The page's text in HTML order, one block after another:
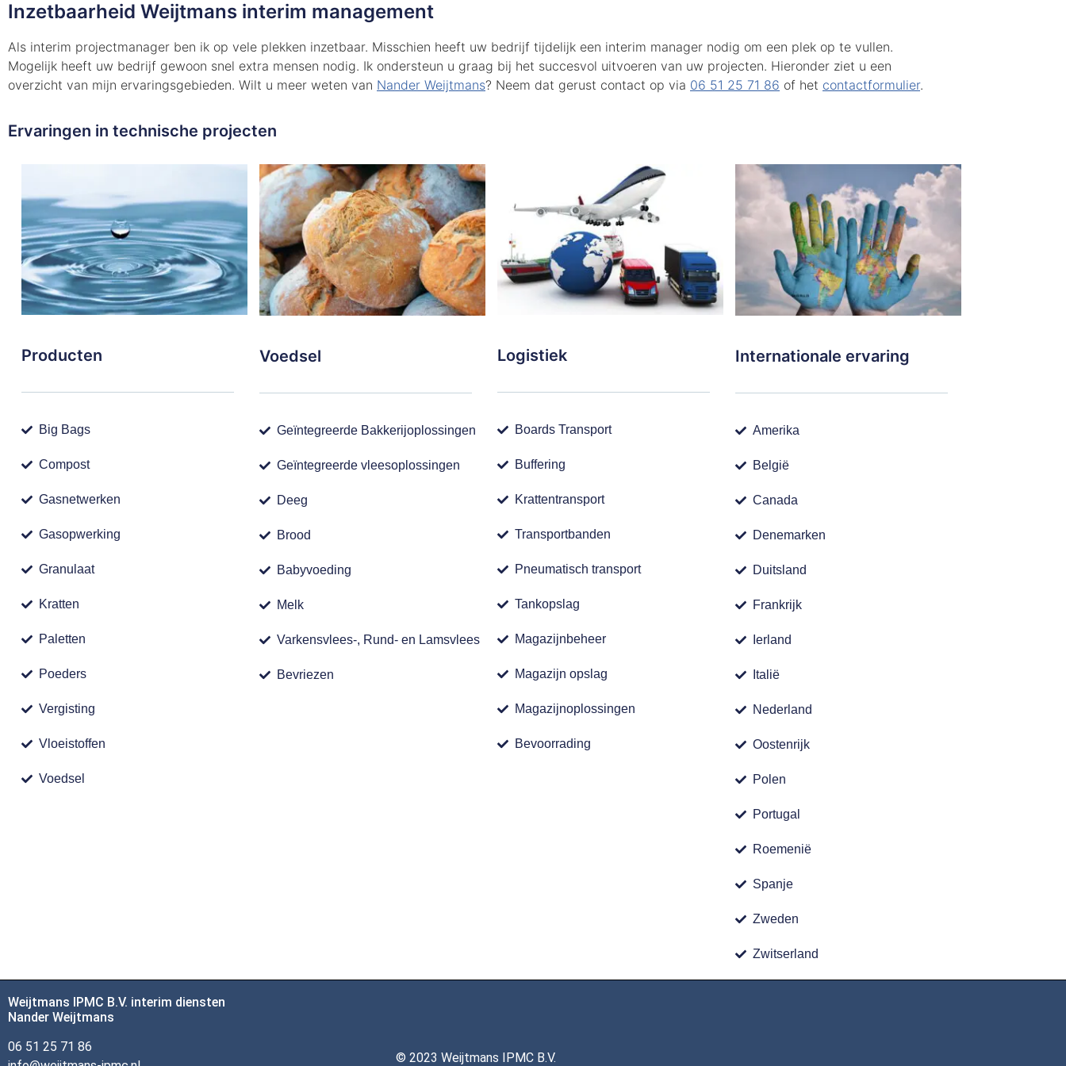
Inzetbaarheid Weijtmans interim management
Als interim projectmanager ben ik op vele plekken inzetbaar. Misschien heeft uw bedrijf tijdelijk een interim manager nodig om een plek op te vullen.
Mogelijk heeft uw bedrijf gewoon snel extra mensen nodig. Ik ondersteun u graag bij het succesvol uitvoeren van uw projecten. Hieronder ziet u een
overzicht van mijn ervaringsgebieden. Wilt u meer weten van Nander Weijtmans? Neem dat gerust contact op via 06 51 25 71 86 of het contactformulier.
Ervaringen in technische projecten
Producten
Big Bags
Compost
Gasnetwerken
Gasopwerking
Granulaat
Kratten
Paletten
Poeders
Vergisting
Vloeistoffen
Voedsel
Voedsel
Geïntegreerde Bakkerijoplossingen
Geïntegreerde vleesoplossingen
Deeg
Brood
Babyvoeding
Melk
Varkensvlees-, Rund- en Lamsvlees
Bevriezen
Logistiek
Boards Transport
Buffering
Krattentransport
Transportbanden
Pneumatisch transport
Tankopslag
Magazijnbeheer
Magazijn opslag
Magazijnoplossingen
Bevoorrading
Internationale ervaring
Amerika
België
Canada
Denemarken
Duitsland
Frankrijk
Ierland
Italië
Nederland
Oostenrijk
Polen
Portugal
Roemenië
Spanje
Zweden
Zwitserland
Weijtmans IPMC B.V. interim diensten
Nander Weijtmans
06 51 25 71 86
© 2023 Weijtmans IPMC B.V.